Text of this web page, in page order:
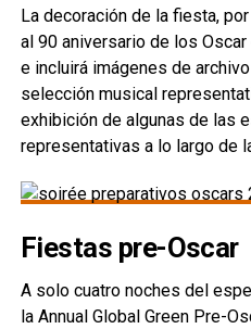
La decoración de la fiesta,
al 90 aniversario de los
e incluirá imágenes de
selección musical
exhibición de algunas de las
representativas a lo largo de
Fiestas pre-Oscar
A solo cuatro noches del
la Annual Global Green Pre-